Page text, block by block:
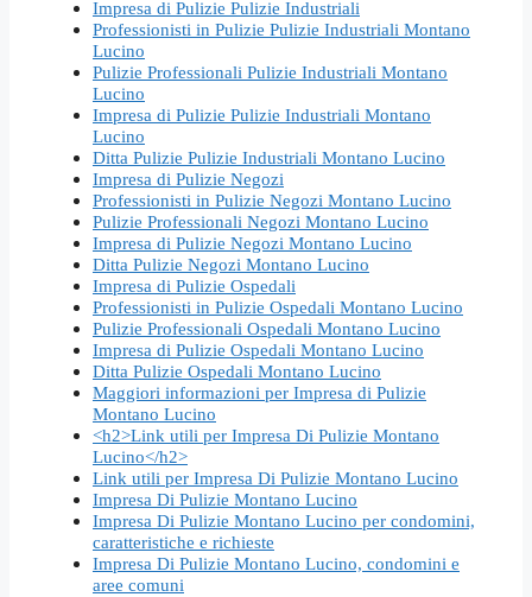
Impresa di Pulizie Pulizie Industriali
Professionisti in Pulizie Pulizie Industriali Montano
Lucino
Pulizie Professionali Pulizie Industriali Montano
Lucino
Impresa di Pulizie Pulizie Industriali Montano
Lucino
Ditta Pulizie Pulizie Industriali Montano Lucino
Impresa di Pulizie Negozi
Professionisti in Pulizie Negozi Montano Lucino
Pulizie Professionali Negozi Montano Lucino
Impresa di Pulizie Negozi Montano Lucino
Ditta Pulizie Negozi Montano Lucino
Impresa di Pulizie Ospedali
Professionisti in Pulizie Ospedali Montano Lucino
Pulizie Professionali Ospedali Montano Lucino
Impresa di Pulizie Ospedali Montano Lucino
Ditta Pulizie Ospedali Montano Lucino
Maggiori informazioni per Impresa di Pulizie
Montano Lucino
<h2>Link utili per Impresa Di Pulizie Montano
Lucino</h2>
Link utili per Impresa Di Pulizie Montano Lucino
Impresa Di Pulizie Montano Lucino
Impresa Di Pulizie Montano Lucino per condomini,
caratteristiche e richieste
Impresa Di Pulizie Montano Lucino, condomini e
aree comuni